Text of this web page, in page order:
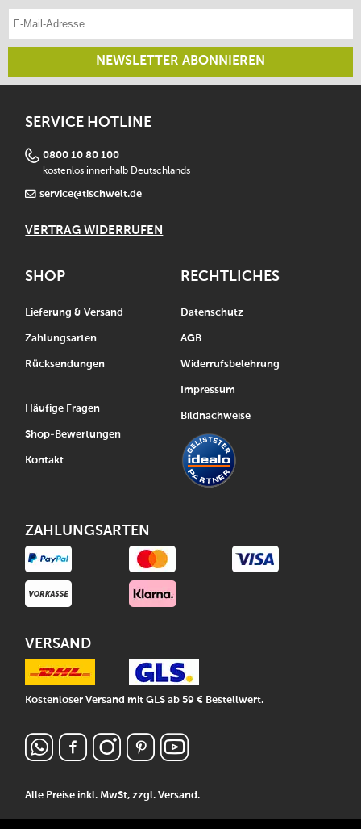
NEWSLETTER ABONNIEREN
SERVICE HOTLINE
0800 10 80 100
kostenlos innerhalb Deutschlands
service@tischwelt.de
VERTRAG WIDERRUFEN
SHOP
Lieferung & Versand
Zahlungsarten
Rücksendungen
Häufige Fragen
Shop-Bewertungen
Kontakt
Alle Preise inkl. MwSt, zzgl.Versand.
RECHTLICHES
Datenschutz
AGB
Widerrufsbelehrung
Impressum
Bildnachweise
ZAHLUNGSARTEN
VERSAND
Kostenloser Versand mit GLS ab 59 € Bestellwert.